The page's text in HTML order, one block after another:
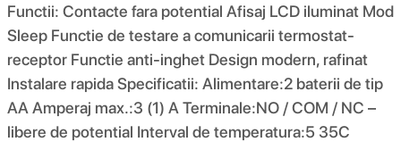
Functii: Contacte fara potential Afisaj LCD iluminat Mod
Sleep Functie de testare a comunicarii termostat-
receptor Functie anti-inghet Design modern, rafinat
Instalare rapida Specificatii: Alimentare:2 baterii de tip
AA Amperaj max.:3 (1) A Terminale:NO / COM / NC –
libere de potential Interval de temperatura:5 35C